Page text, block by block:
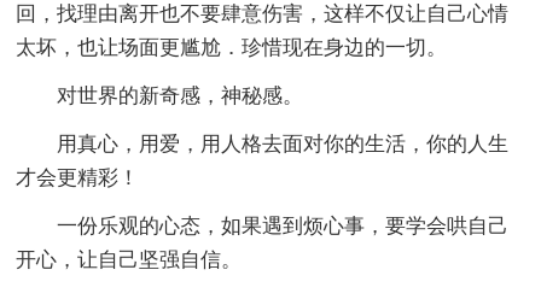
回，找理由离开也不要肆意伤害，这样不仅让自己心情
太坏，也让场面更尴尬．珍惜现在身边的一切。
对世界的新奇感，神秘感。
用真心，用爱，用人格去面对你的生活，你的人生
才会更精彩！
一份乐观的心态，如果遇到烦心事，要学会哄自己
开心，让自己坚强自信。